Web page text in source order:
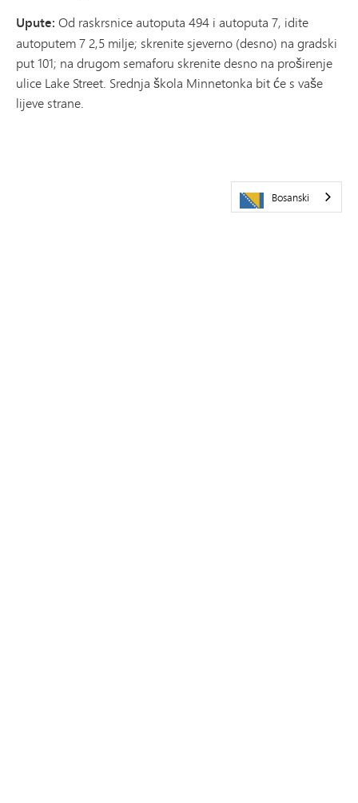
Upute: Od raskrsnice autoputa 494 i autoputa 7, idite
autoputem 7 2,5 milje; skrenite sjeverno (desno) na gradski
put 101; na drugom semaforu skrenite desno na proširenje
ulice Lake Street. Srednja škola Minnetonka bit će s vaše
lijeve strane.
Bosanski